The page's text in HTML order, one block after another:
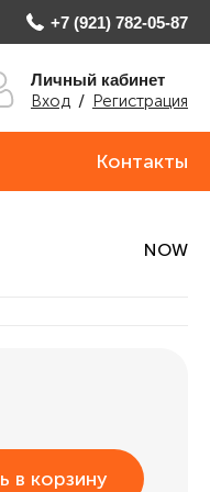
+7 (921) 782-05-87
Личный кабинет
Вход / Регистрация
Контакты
NOW
в корзину